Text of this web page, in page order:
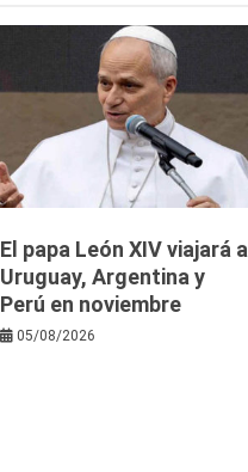
El papa León XIV viajará a
Uruguay, Argentina y
Perú en noviembre
05/08/2026